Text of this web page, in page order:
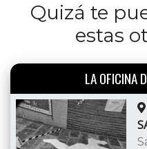
Quizá te
estas
LA OFICINA